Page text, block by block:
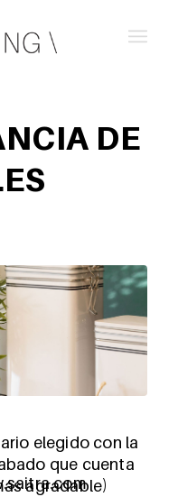
DE
elegido con la
que cuenta
agradable)